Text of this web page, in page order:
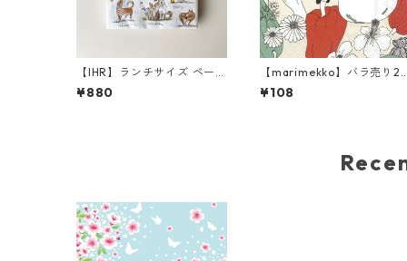
【IHR】ランチサイズ ペーパ
ーナプキン EMOTION DOG
S ホワイト Anita Jeram 20
¥880
【marimekko】バラ売り2
枚 カクテルサイズ ペーパー
ナプキン VIHANNESMAA リ
¥108